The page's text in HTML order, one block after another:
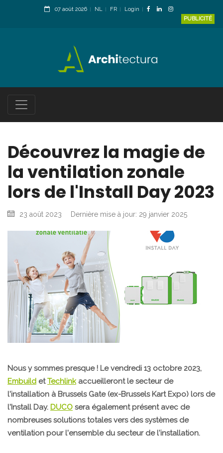
07 août 2026 NL FR
Login
PUBLICITÉ
Découvrez la magie de
la ventilation zonale
lors de l'Install Day 2023
23 août 2023 Dernière mise à jour: 29 janvier 2025
Nous y sommes presque ! Le vendredi 13 octobre 2023,
Embuild etTechlinkaccueilleront le secteur de
l'installation à Brussels Gate (ex-Brussels Kart Expo) lors de
l'Install Day. DUCO sera également présent avec de
nombreuses solutions totales vers des systèmes de
ventilation pour l'ensemble du secteur de l'installation.